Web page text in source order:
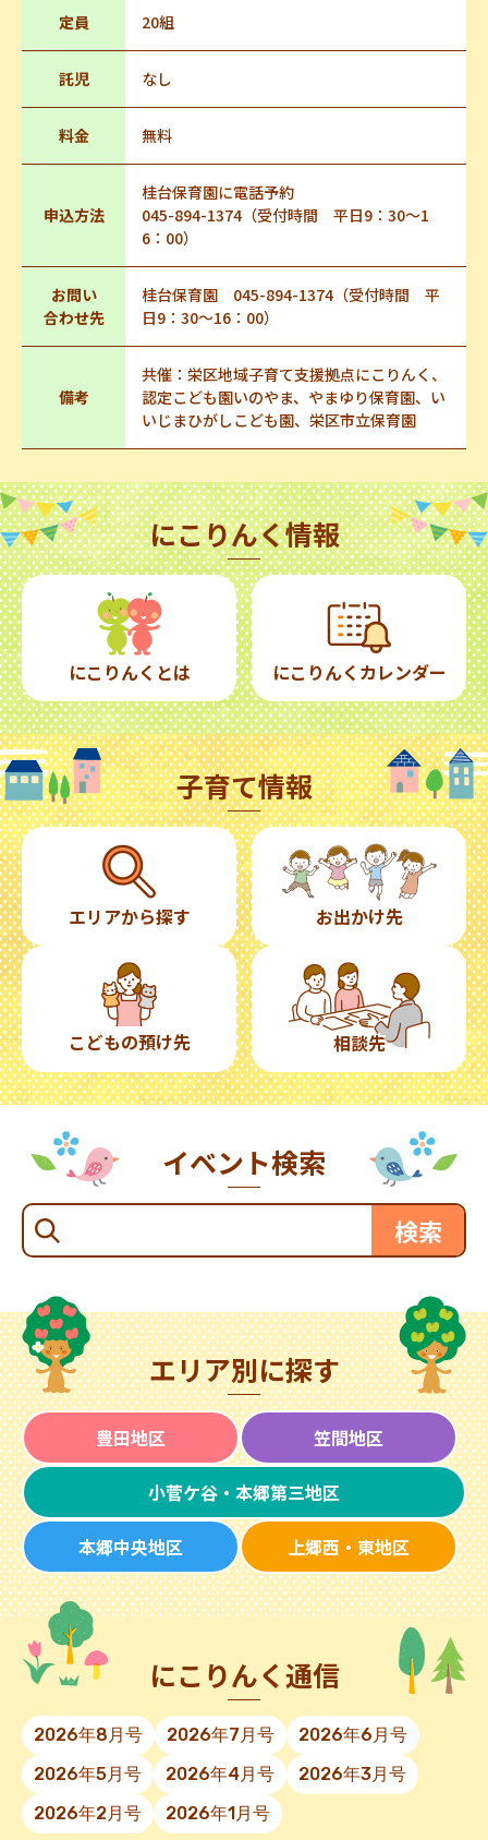
定員 20組
託児 なし
料金 無料
申込方法
桂台保育園に電話予約
045-894-1374（受付時間 平日9：30～1
6：00）
お問い
合わせ先
桂台保育園 045-894-1374（受付時間 平
日9：30～16：00）
備考
共催：栄区地域子育て支援拠点にこりんく、
認定こども園いのやま、やまゆり保育園、い
いじまひがしこども園、栄区市立保育園
にこりんく情報
にこりんくとは にこりんくカレンダー
子育て情報
エリアから探す お出かけ先
こどもの預け先 相談先
イベント検索
エリア別に探す
豊田地区 笠間地区
小菅ケ谷・本郷第三地区
本郷中央地区 上郷西・東地区
にこりんく通信
2026年8月号 2026年7月号
2026年6月号
2026年5月号
2026年4月号
2026年3月号
2026年2月号
2026年1月号